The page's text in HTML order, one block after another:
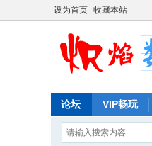
设为首页 收藏本站
论坛 VIP畅玩